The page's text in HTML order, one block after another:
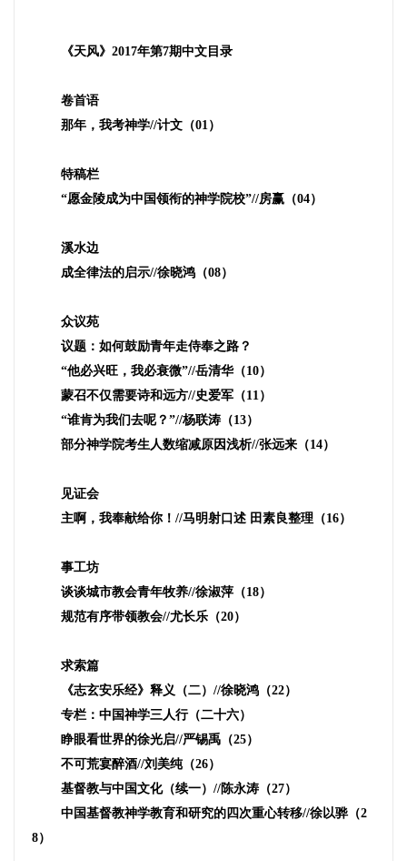
《天风》 2017年第7期中文目录
卷首语
那年，我考神学//计文（01）
特稿栏
“愿金陵成为中国领衔的神学院校”//房赢（04）
溪水边
成全律法的启示//徐晓鸿（08）
众议苑
议题：如何鼓励青年走侍奉之路？
“他必兴旺，我必衰微”//岳清华（10）
蒙召不仅需要诗和远方//史爱军（11）
“谁肯为我们去呢？”//杨联涛（13）
部分神学院考生人数缩减原因浅析//张远来（14）
见证会
主啊，我奉献给你！ //马明射口述 田素良整理（16）
事工坊
谈谈城市教会青年牧养//徐淑萍（18）
规范有序带领教会//尤长乐（20）
求索篇
《志玄安乐经》释义（二） //徐晓鸿（22）
专栏：中国神学三人行（二十六）
睁眼看世界的徐光启//严锡禹（25）
不可荒宴醉酒//刘美纯（26）
基督教与中国文化（续一） //陈永涛（27）
中国基督教神学教育和研究的四次重心转移//徐以骅（2
8）